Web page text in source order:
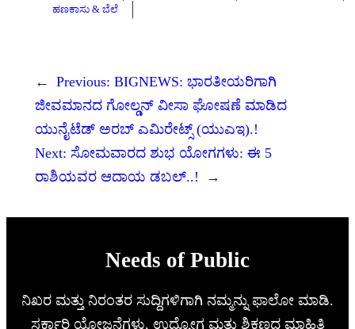
ಹಣಕಾಸು & ಬೆಲೆ
← Previous: BIGNEWS: ಭಾರತೀಯರಿಗಾಗಿ
ಜೀವಮಾನದ ಗೋಲ್ಡನ್ ವೀಸಾ ಘೋಷಣೆ ಮಾಡಿದ
ಯುನೈಟೆಡ್ ಅರಬ್ ಎಮಿರೇಟ್ಸ್ (ಯುಎಇ).!
Next: ಸೋಮವಾರದ ಶುಭ ಯೋಗಗಳು: ಈ 5
ರಾಶಿಯವರ ಆದಾಯ ಡಬಲ್..!
→
Needs of Public
ನಿಖರ ಮತ್ತು ನಿರಂತರ ಸುದ್ದಿಗಳಿಗಾಗಿ ನಮ್ಮನ್ನು ಫಾಲೋ ಮಾಡಿ.
ಸರ್ಕಾರಿ ಯೋಜನೆಗಳು, ಉದ್ಯೋಗ ಮತ್ತು ಶಿಕ್ಷಣದ ಮಾಹಿತಿ